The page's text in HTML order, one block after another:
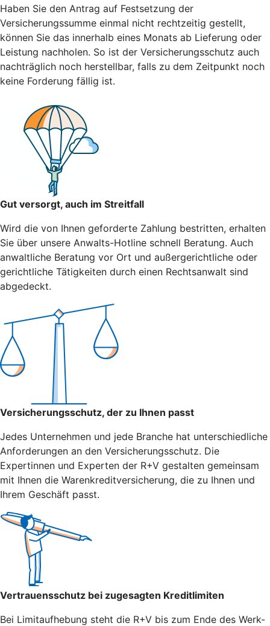
Haben Sie den Antrag auf Festsetzung der
Versicherungssumme einmal nicht rechtzeitig gestellt,
können Sie das innerhalb eines Monats ab Lieferung oder
Leistung nachholen. So ist der Versicherungsschutz auch
nachträglich noch herstellbar, falls zu dem Zeitpunkt noch
keine Forderung fällig ist.
Gut versorgt, auch im Streitfall
Wird die von Ihnen geforderte Zahlung bestritten, erhalten
Sie über unsere Anwalts-Hotline schnell Beratung. Auch
anwaltliche Beratung vor Ort und außergerichtliche oder
gerichtliche Tätigkeiten durch einen Rechtsanwalt sind
abgedeckt.
Versicherungsschutz, der zu Ihnen passt
Jedes Unternehmen und jede Branche hat unterschiedliche
Anforderungen an den Versicherungsschutz. Die
Expertinnen und Experten der R+V gestalten gemeinsam
mit Ihnen die Warenkreditversicherung, die zu Ihnen und
Ihrem Geschäft passt.
Vertrauensschutz bei zugesagten Kreditlimiten
Bei Limitaufhebung steht die R+V bis zum Ende des Werk-